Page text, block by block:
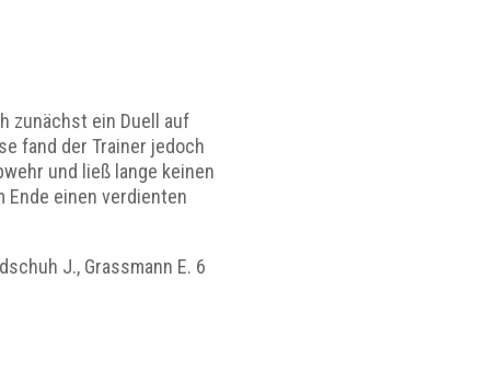
zunächst ein Duell auf
fand der Trainer jedoch
und ließ lange keinen
Ende einen verdienten
J., Grassmann E. 6